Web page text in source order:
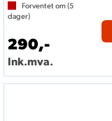
Forventet om (5
dager)
290,-
Ink.mva.